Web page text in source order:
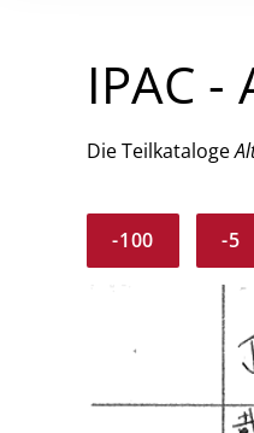
IPAC -
Die Teilkataloge
-100 -5